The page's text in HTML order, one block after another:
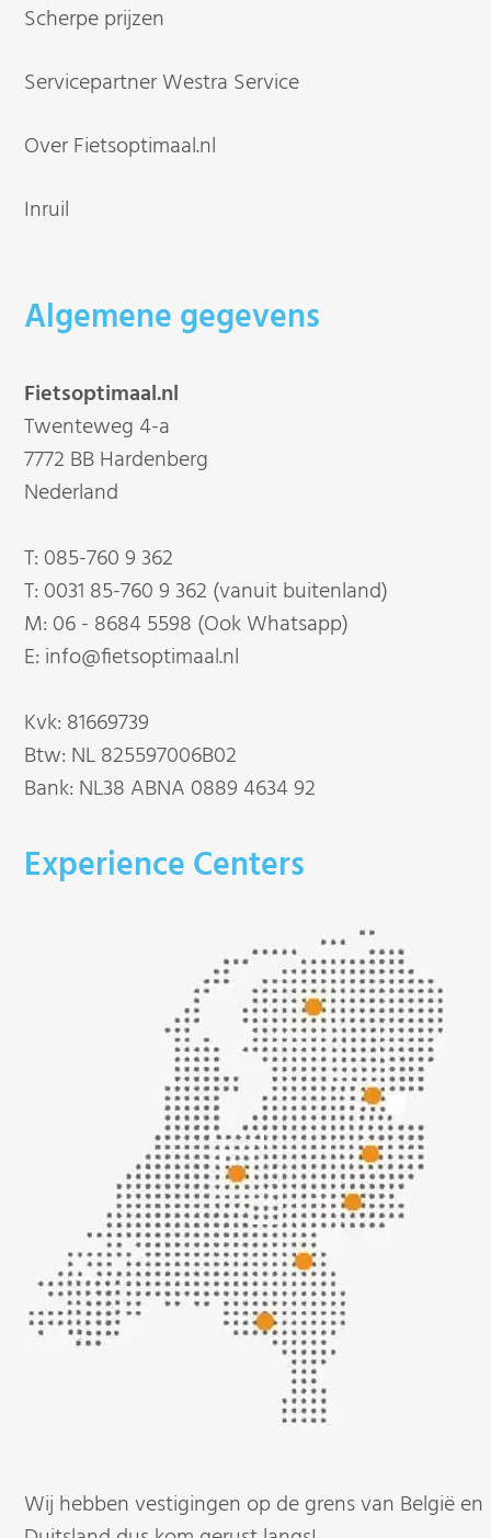
Scherpe prijzen
Servicepartner Westra Service
Over Fietsoptimaal.nl
Inruil
Algemene gegevens
Fietsoptimaal.nl
Twenteweg 4-a
7772 BB Hardenberg
Nederland
T: 085-760 9 362
T: 0031 85-760 9 362 (vanuit buitenland)
M: 06 - 8684 5598 (Ook Whatsapp)
E: info@fietsoptimaal.nl
Kvk: 81669739
Btw: NL 825597006B02
Bank: NL38 ABNA 0889 4634 92
Experience Centers
Wij hebben vestigingen op de grens van België en